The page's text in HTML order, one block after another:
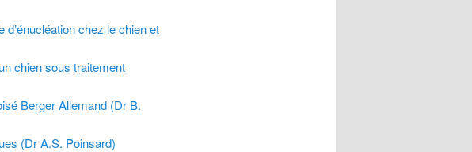
chez le chien et
chien sous traitement
Berger Allemand (Dr B.
(Dr A.S. Poinsard)